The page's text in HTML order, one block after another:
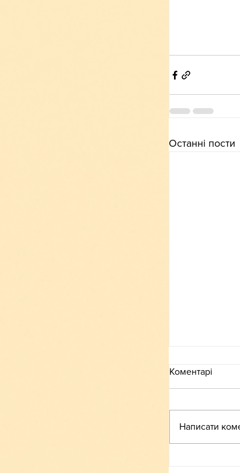
Останні пости
Коментарі
Написати